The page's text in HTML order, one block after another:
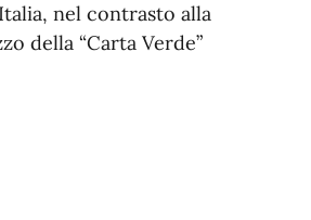
nel contrasto alla
della “Carta Verde”